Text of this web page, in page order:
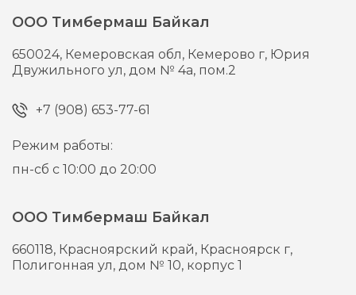
ООО Тимбермаш Байкал
650024, Кемеровская обл, Кемерово г, Юрия
Двужильного ул, дом № 4а, пом.2
+7 (908) 653-77-61
Режим работы:
пн-сб с 10:00 до 20:00
ООО Тимбермаш Байкал
660118, Красноярский край, Красноярск г,
Полигонная ул, дом № 10, корпус 1